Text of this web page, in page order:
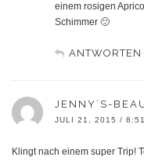
einem rosigen
Schimmer 🙂
ANTWORTEN
JENNY´S-
JULI 21, 2015 / 8:51
Klingt nach einem super Trip!